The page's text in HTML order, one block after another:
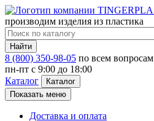
производим изделия из пластика
Найти
8 (800) 350-98-05 по всем вопросам
пн-пт c 9:00 до 18:00
Каталог
Каталог
Показать меню
Доставка и оплата